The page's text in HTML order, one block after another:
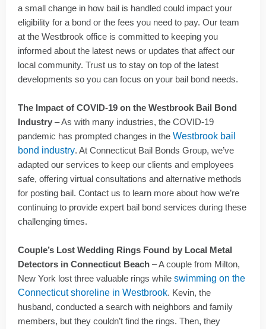
a small change in how bail is handled could impact your
eligibility for a bond or the fees you need to pay. Our team
at the Westbrook office is committed to keeping you
informed about the latest news or updates that affect our
local community. Trust us to stay on top of the latest
developments so you can focus on your bail bond needs.
The Impact of COVID-19 on the Westbrook Bail Bond
Industry – As with many industries, the COVID-19
pandemic has prompted changes in the Westbrook bail
bond industry. At Connecticut Bail Bonds Group, we’ve
adapted our services to keep our clients and employees
safe, offering virtual consultations and alternative methods
for posting bail. Contact us to learn more about how we’re
continuing to provide expert bail bond services during these
challenging times.
Couple’s Lost Wedding Rings Found by Local Metal
Detectors in Connecticut Beach – A couple from Milton,
New York lost three valuable rings while swimming on the
Connecticut shoreline in Westbrook. Kevin, the
husband, conducted a search with neighbors and family
members, but they couldn’t find the rings. Then, they